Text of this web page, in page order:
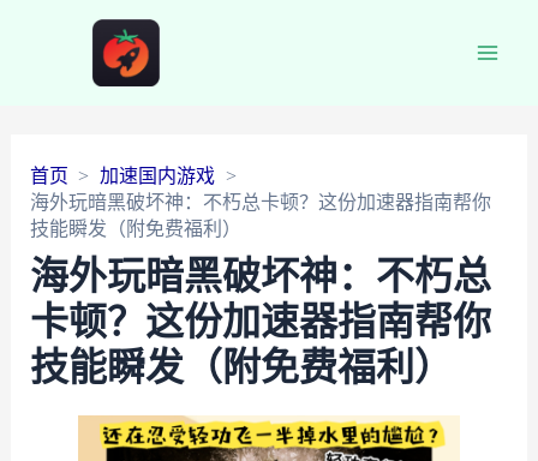
首页
加速国内游戏
海外玩暗黑破坏神：不朽总卡顿？这份加速器指南帮你
技能瞬发（附免费福利）
海外玩暗黑破坏神：不朽总
卡顿？这份加速器指南帮你
技能瞬发（附免费福利）